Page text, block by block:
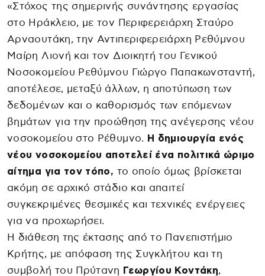
«Στόχος της σημερινής συνάντησης εργασίας
στο Ηράκλειο, με τον Περιφερειάρχη Σταύρο
Αρναουτάκη, την Αντιπεριφερειάρχη Ρεθύμνου
Μαίρη Λιονή και τον Διοικητή του Γενικού
Νοσοκομείου Ρεθύμνου Γιώργο Παπακωνσταντή,
αποτέλεσε, μεταξύ άλλων, η αποτύπωση των
δεδομένων και ο καθορισμός των επόμενων
βημάτων για την προώθηση της ανέγερσης νέου
νοσοκομείου στο Ρέθυμνο. Η δημιουργία ενός
νέου νοσοκομείου αποτελεί ένα πολιτικά ώριμο
αίτημα για τον τόπο, το οποίο όμως βρίσκεται
ακόμη σε αρχικό στάδιο και απαιτεί
συγκεκριμένες θεσμικές και τεχνικές ενέργειες
για να προχωρήσει.
Η διάθεση της έκτασης από το Πανεπιστήμιο
Κρήτης, με απόφαση της Συγκλήτου και τη
συμβολή του Πρύτανη Γεωργίου Κοντάκη,